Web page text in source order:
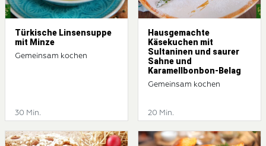
Türkische Linsensuppe
mit Minze
Gemeinsam kochen
30 Min.
Hausgemachte
Käsekuchen mit
Sultaninen und saurer
Sahne und
Karamellbonbon-Belag
Gemeinsam kochen
20 Min.